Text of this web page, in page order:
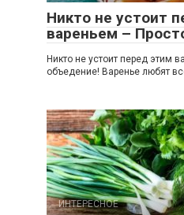
Никто не устоит
вареньем –
Никто не устоит перед этим
объедение! Варенье любят
ИНТЕРЕСНОЕ